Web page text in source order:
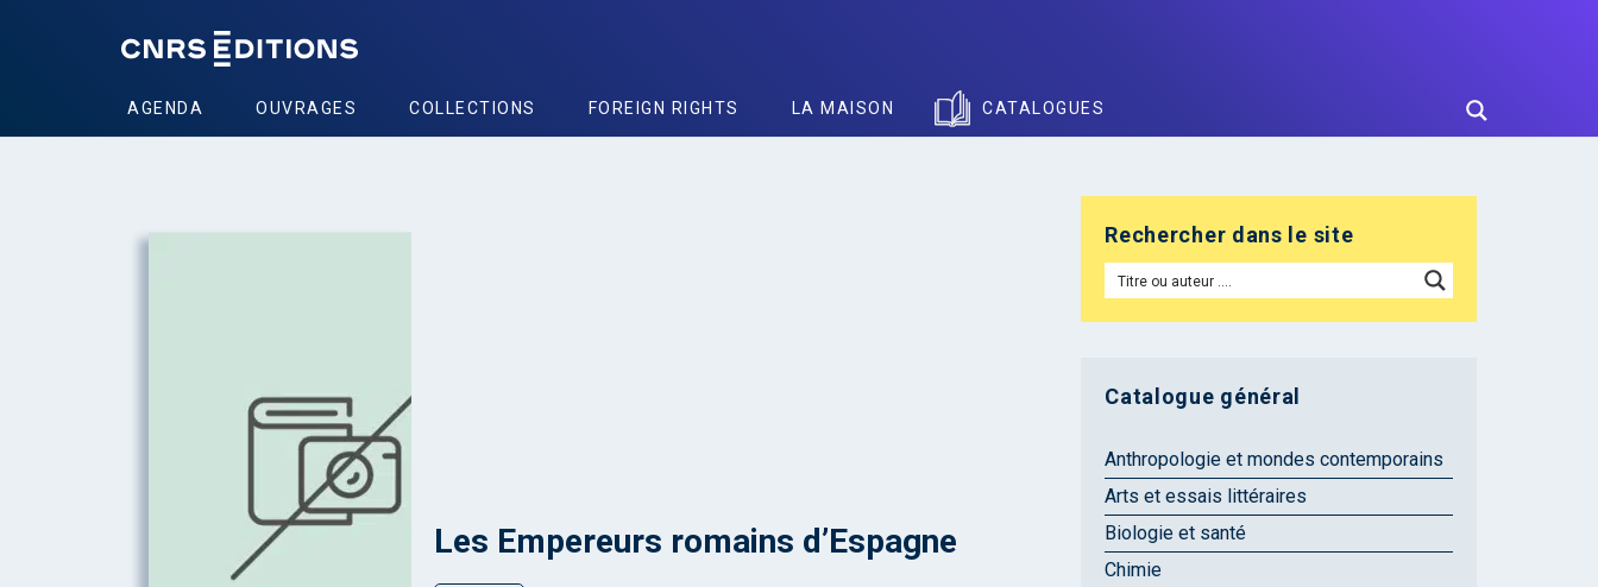
AGENDA OUVRAGES COLLECTIONS FOREIGN RIGHTS LA MAISON CATALOGUES
Les Empereurs romains d’Espagne
Rechercher dans le site
Catalogue général
Anthropologie et mondes contemporains
Arts et essais littéraires
Biologie et santé
Chimie